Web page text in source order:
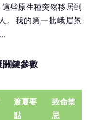
些原生種突然移居到
。我的第一批峨眉景
關鍵參數
渡夏要
點
致命禁
忌